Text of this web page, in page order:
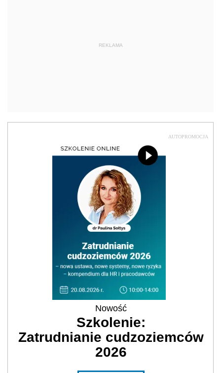
REKLAMA
AUTOPROMOCJA
Nowość
Szkolenie:
Zatrudnianie cudzoziemców
2026